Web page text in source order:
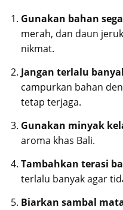
Gunakan bahan
merah, dan daun
nikmat.
Jangan terlalu
campurkan bahan
tetap terjaga.
Gunakan minyak
aroma khas Bali.
Tambahkan terasi
terlalu banyak agar
Biarkan sambal